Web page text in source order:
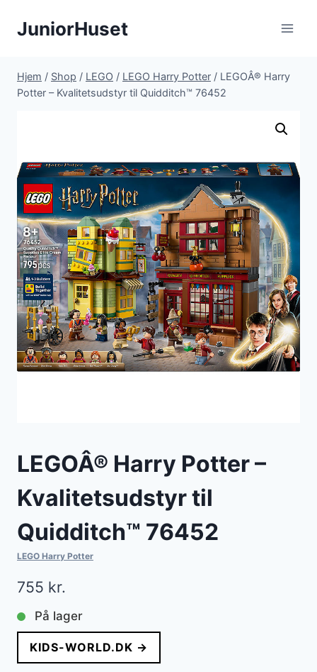
JuniorHuset
Hjem / Shop / LEGO / LEGO Harry Potter / LEGOÂ® Harry
Potter – Kvalitetsudstyr til Quidditch™ 76452
LEGOÂ® Harry Potter –
Kvalitetsudstyr til
Quidditch™ 76452
LEGO Harry Potter
755 kr.
På lager
KIDS-WORLD.DK →